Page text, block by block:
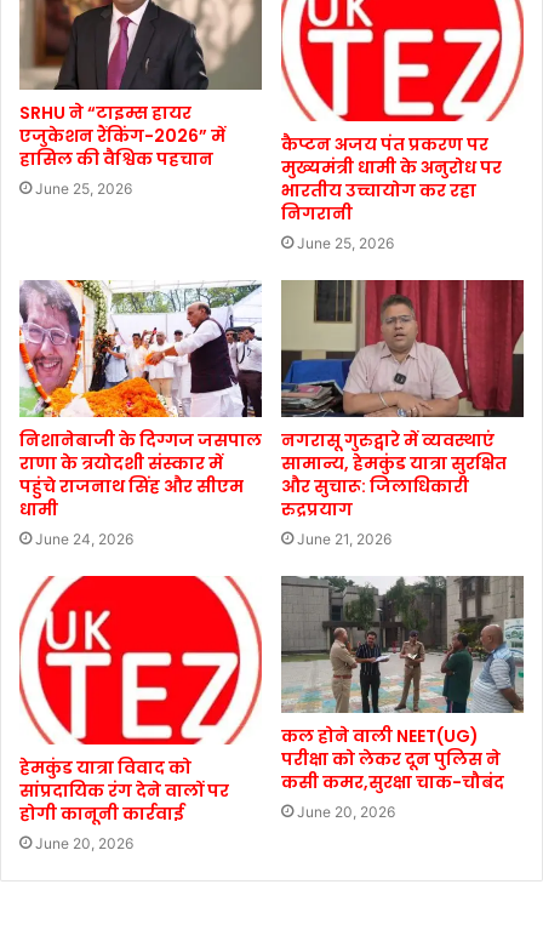
SRHU ने “टाइम्स हायर
एजुकेशन रैंकिंग-2026” में
हासिल की वैश्विक पहचान
June 25, 2026
कैप्टन अजय पंत प्रकरण पर
मुख्यमंत्री धामी के अनुरोध पर
भारतीय उच्चायोग कर रहा
निगरानी
June 25, 2026
निशानेबाजी के दिग्गज जसपाल
राणा के त्रयोदशी संस्कार में
पहुंचे राजनाथ सिंह और सीएम
धामी
June 24, 2026
नगरासू गुरुद्वारे में व्यवस्थाएं
सामान्य, हेमकुंड यात्रा सुरक्षित
और सुचारू: जिलाधिकारी
रुद्रप्रयाग
June 21, 2026
हेमकुंड यात्रा विवाद को
सांप्रदायिक रंग देने वालों पर
होगी कानूनी कार्रवाई
June 20, 2026
कल होने वाली NEET(UG)
परीक्षा को लेकर दून पुलिस ने
कसी कमर,सुरक्षा चाक-चौबंद
June 20, 2026